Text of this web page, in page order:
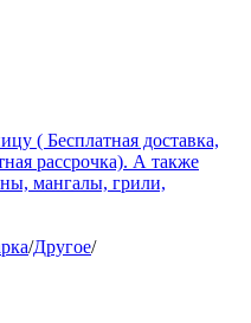
( Бесплатная доставка,
рассрочка). А также
мангалы, грили,
/Другое/